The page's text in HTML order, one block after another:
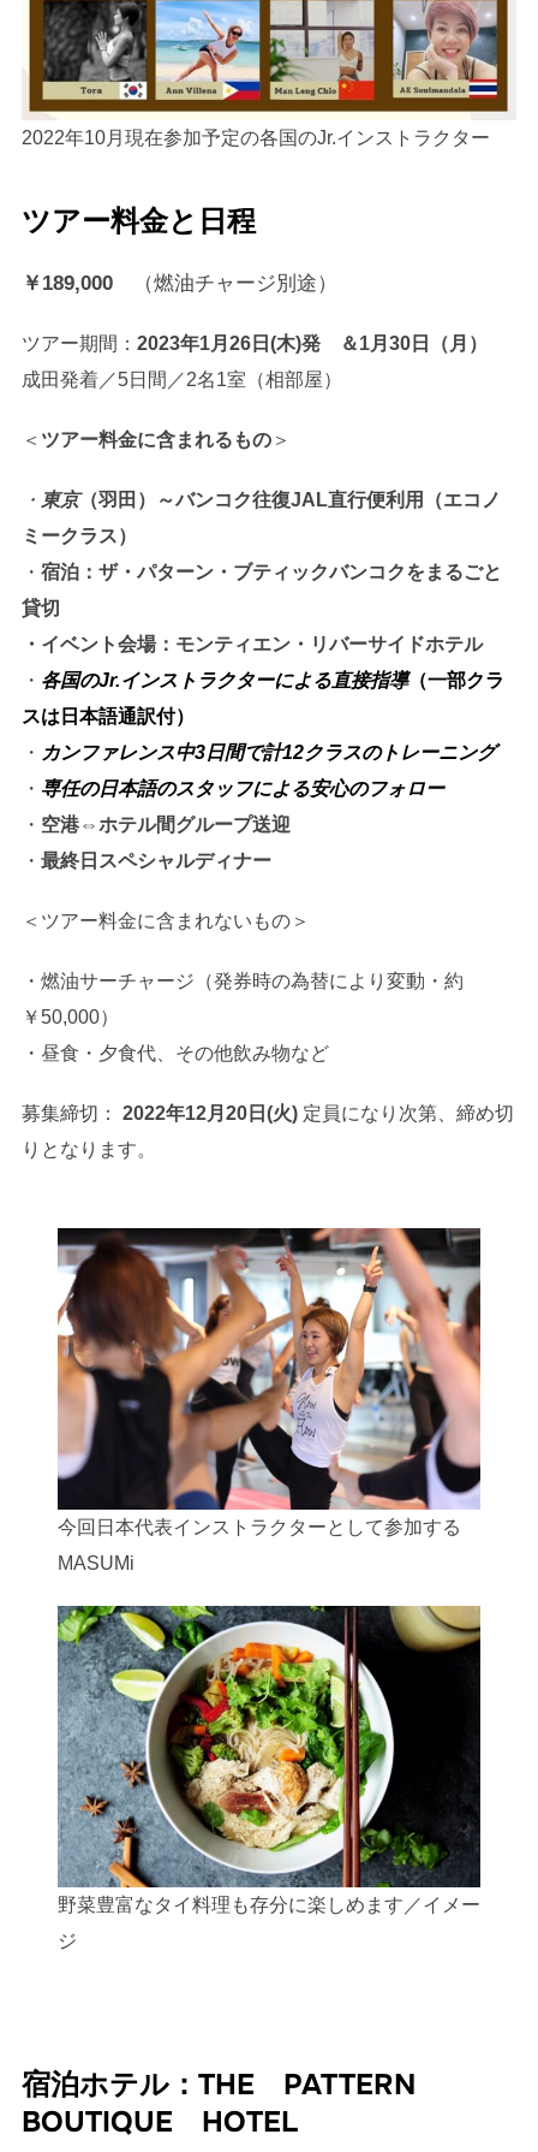
2022年10月現在参加予定の各国のJr.インストラクター
ツアー料金と日程
￥189,000（燃油チャージ別途）
ツアー期間： 2023年1月26日(木)発 ＆1月30日（月）
成田発着／5日間／2名1室（相部屋）
＜ ツアー料金に含まれるもの＞
・ 東京（羽田）～バンコク往復JAL直行便利用（エコノ
ミークラス）
・ 宿泊：ザ・パターン・ブティックバンコクをまるごと
貸切
・イベント会場：モンティエン・リバーサイドホテル
・ 各国のJr.インストラクターによる直接指導（一部クラ
スは日本語通訳付）
・ カンファレンス中3日間で計12クラスのトレーニング
・ 専任の日本語のスタッフによる安心のフォロー
・ 空港⇔ホテル間グループ送迎
・ 最終日スペシャルディナー
＜ツアー料金に含まれないもの＞
・燃油サーチャージ（発券時の為替により変動・約
￥50,000）
・昼食・夕食代、その他飲み物など
募集締切： 2022年12月20日(火)定員になり次第、締め切
りとなります。
今回日本代表インストラクターとして参加する
MASUMi
野菜豊富なタイ料理も存分に楽しめます／イメー
ジ
宿泊ホテル：THE PATTERN
BOUTIQUE HOTEL